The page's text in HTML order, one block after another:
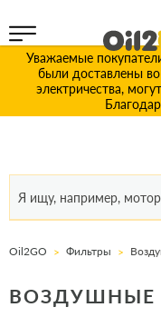
Уважаемые
были доставлены во
электричества,
Oil2GO Фильтры
ВОЗДУШНЫЕ